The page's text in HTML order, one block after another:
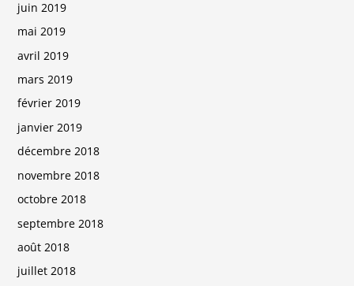
juin 2019
mai 2019
avril 2019
mars 2019
février 2019
janvier 2019
décembre 2018
novembre 2018
octobre 2018
septembre 2018
août 2018
juillet 2018